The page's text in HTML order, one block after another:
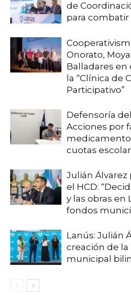
de
para
Onorato,
Balladares
la “Clínica de
Participativo”
Defensoría
Acciones por
cuotas
Julián
el HCD:
y las obras en
fondos
Lanús: Julián
creación de
municipal